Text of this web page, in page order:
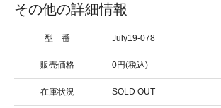
その他の詳細情報
型 番 July19-078
販売価格 0円(税込)
在庫状況 SOLD OUT